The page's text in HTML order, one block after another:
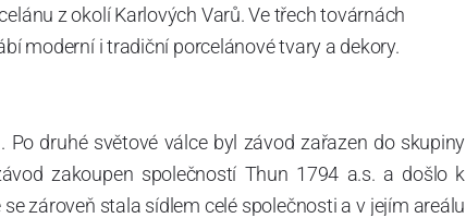
z okolí Karlových Varů. Ve třech továrnách
moderní i tradiční porcelánové tvary a dekory.
Po druhé světové válce byl závod zařazen do skupiny
zakoupen společností Thun 1794 a.s. a došlo k
zároveň stala sídlem celé společnosti a v jejím areálu